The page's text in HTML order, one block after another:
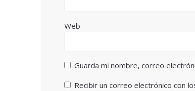
Web
Guarda mi nombre, correo
Recibir un correo electrónico con